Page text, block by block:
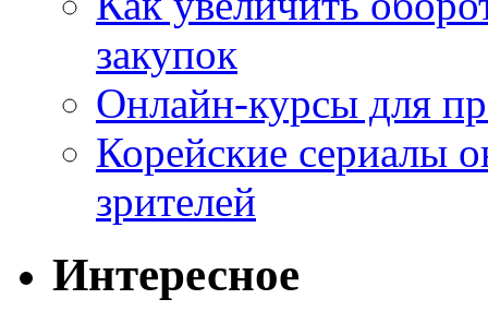
закупок
Онлайн-курсы для
Корейские сериалы
зрителей
Интересное